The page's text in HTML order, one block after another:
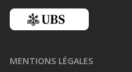
MENTIONS LÉGALES